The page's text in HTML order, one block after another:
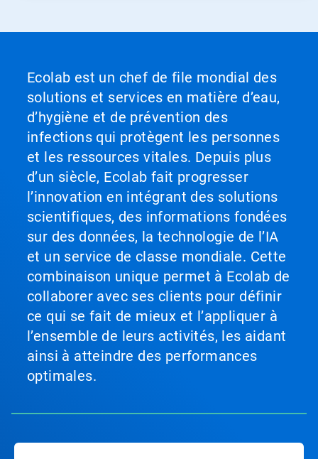
Ecolab est un chef de file mondial des
solutions et services en matière d’eau,
d’hygiène et de prévention des
infections qui protègent les personnes
et les ressources vitales. Depuis plus
d’un siècle, Ecolab fait progresser
l’innovation en intégrant des solutions
scientifiques, des informations fondées
sur des données, la technologie de l’IA
et un service de classe mondiale. Cette
combinaison unique permet à Ecolab de
collaborer avec ses clients pour définir
ce qui se fait de mieux et l’appliquer à
l’ensemble de leurs activités, les aidant
ainsi à atteindre des performances
optimales.